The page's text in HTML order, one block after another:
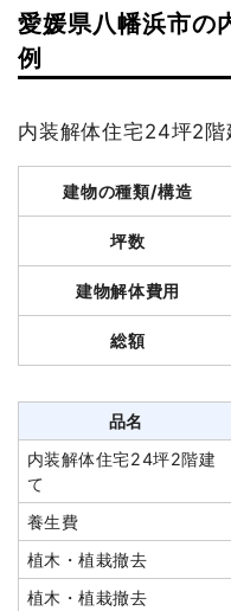
木造住宅70坪1階建て
鉄骨造倉庫23坪1階建て
諸経費
小計
消費税
建物解体費用
総額
鉄骨造工場283坪2階建
室内残置物撤去
アスベスト撤去
土間コンクリート撤去
諸経費
値引き
愛媛県八幡浜市の
例
内装解体住宅24坪2階
建物の種類/構造
坪数
建物解体費用
総額
品名
内装解体住宅24坪2階建
て
養生費
植木・植栽撤去
植木・植栽撤去